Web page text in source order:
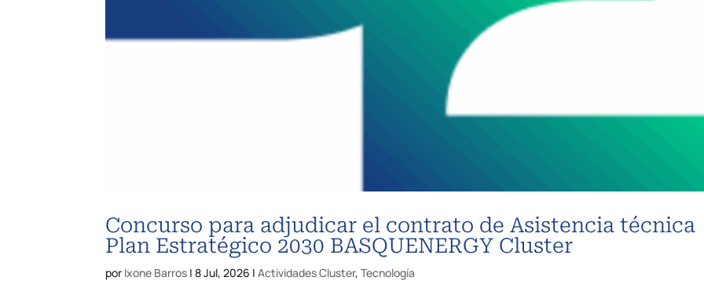
Concurso para adjudicar el contrato de Asistencia técnica
Plan Estratégico 2030 BASQUENERGY Cluster
por Ixone Barros |8 Jul, 2026 |Actividades Cluster,Tecnología